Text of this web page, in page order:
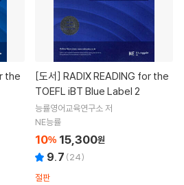
[도서]
TOEFL iBT Blue Label 2
능률영어교육연구소 저
NE능률
10% 15,300원
9.7 (24)
절판